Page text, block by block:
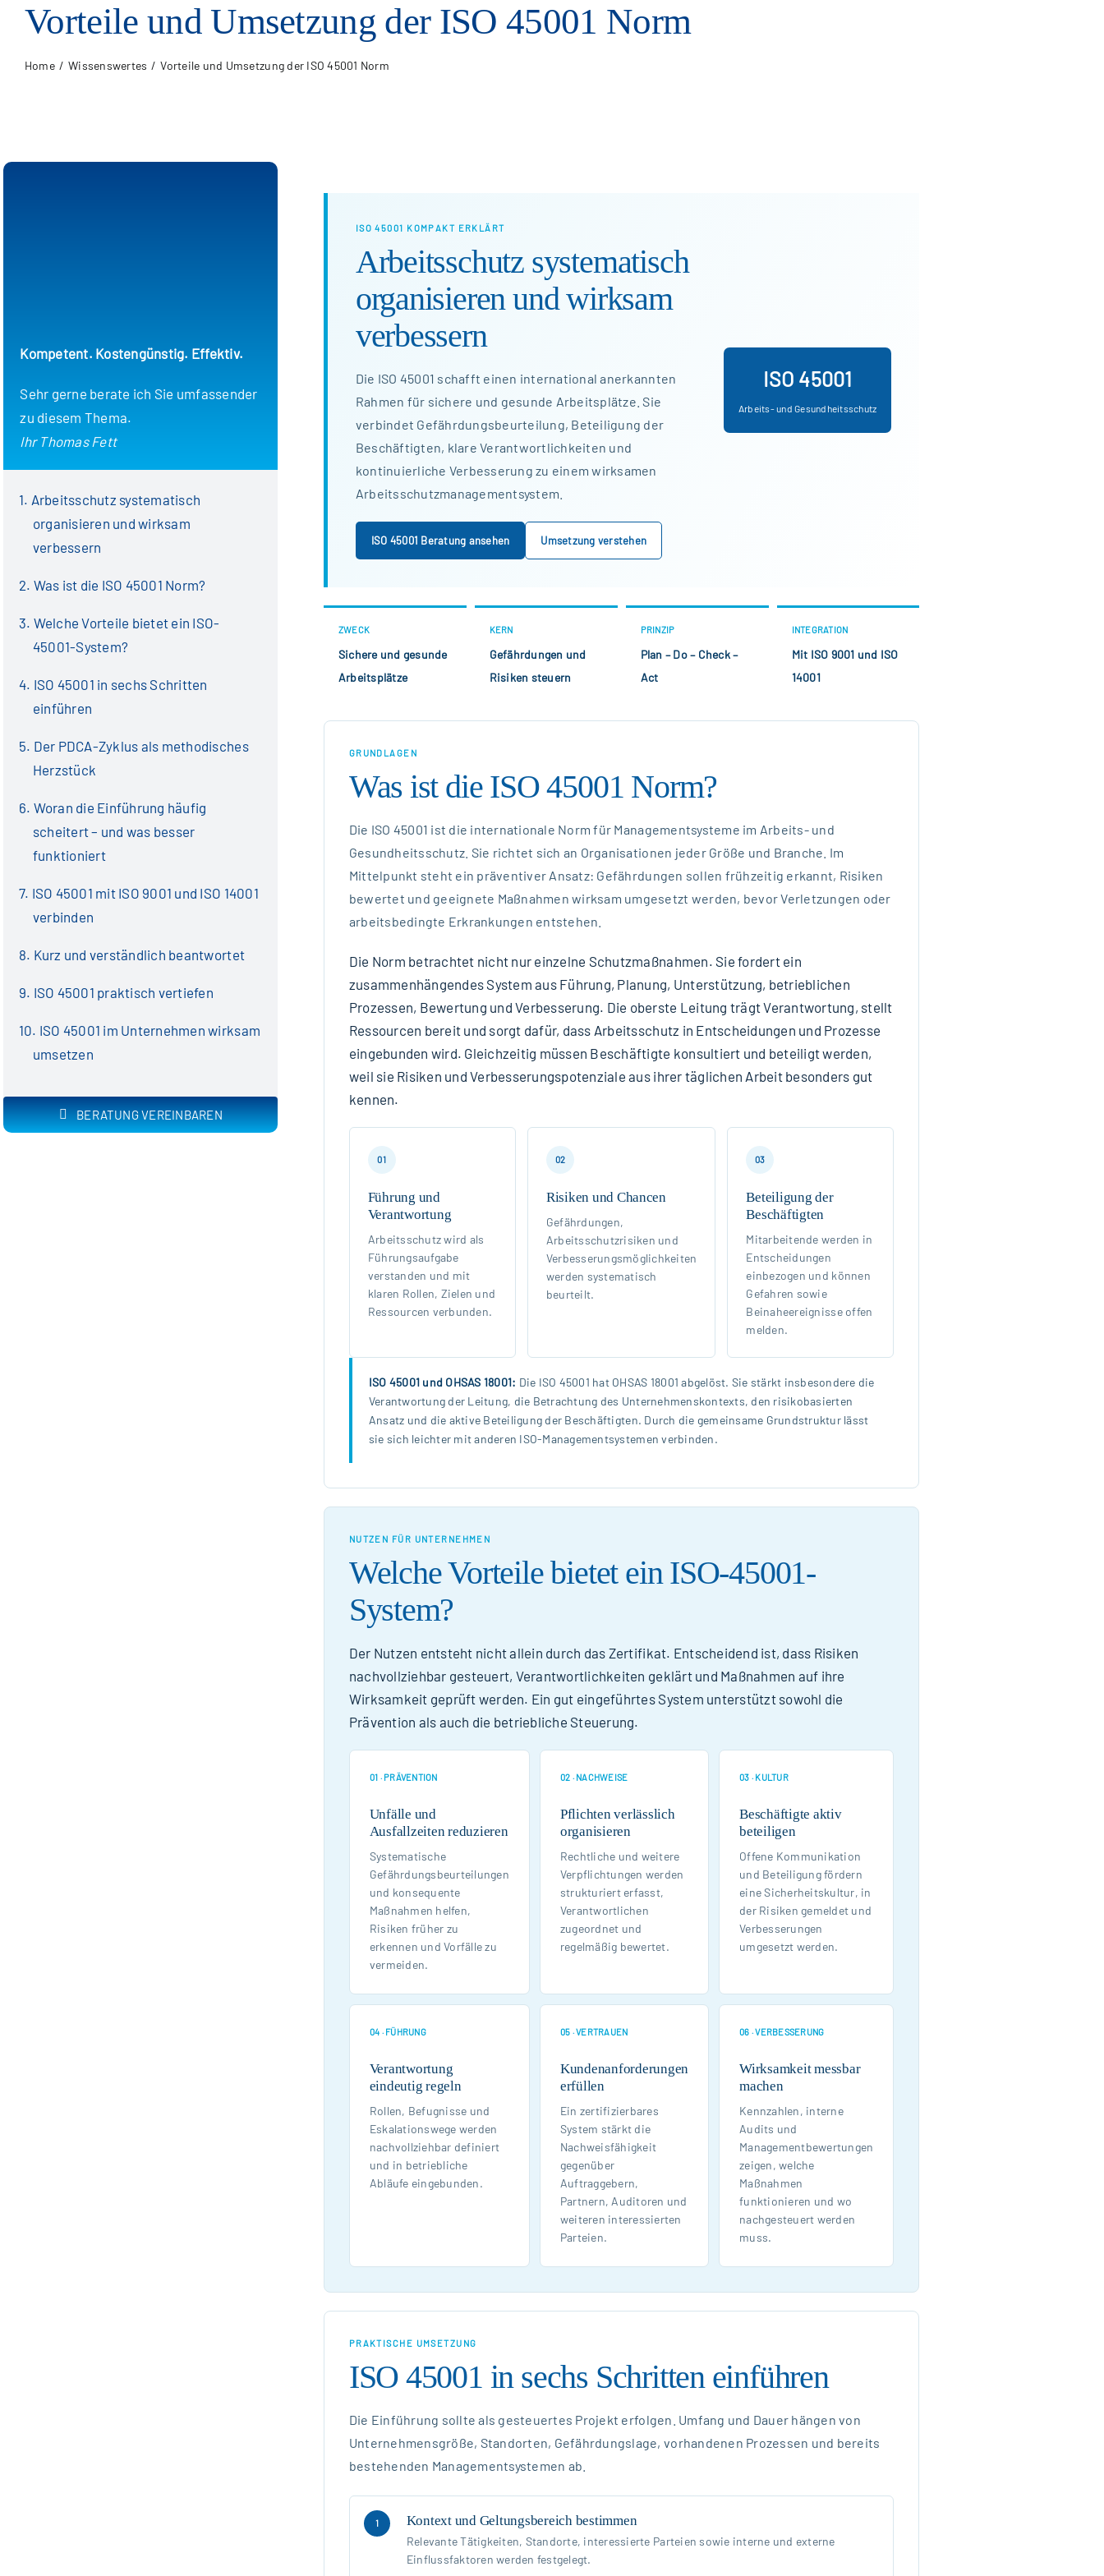
Vorteile und Umsetzung der ISO 45001 Norm
Home Wis­sens­wer­tes Vorteile und Umsetzung der ISO 45001 Norm
Kompetent. Kostengünstig. Effektiv.
Sehr gerne berate ich Sie umfassender
zu diesem Thema.
Ihr Thomas Fett
Arbeitsschutz systematisch
organisieren und wirksam
verbessern
Was ist die ISO 45001 Norm?
Welche Vorteile bietet ein ISO-
45001-System?
ISO 45001 in sechs Schritten
einführen
Der PDCA-Zyklus als methodisches
Herzstück
Woran die Einführung häufig
scheitert – und was besser
funktioniert
ISO 45001 mit ISO 9001 und ISO 14001
verbinden
Kurz und verständlich beantwortet
ISO 45001 praktisch vertiefen
ISO 45001 im Unternehmen wirksam
umsetzen
BERATUNG VEREINBAREN
ISO 45001 KOMPAKT ERKLÄRT
Arbeitsschutz systematisch
organisieren und wirksam
verbessern
Die ISO 45001 schafft einen international anerkannten
Rahmen für sichere und gesunde Arbeitsplätze. Sie
verbindet Gefährdungsbeurteilung, Beteiligung der
Beschäftigten, klare Verantwortlichkeiten und
kontinuierliche Verbesserung zu einem wirksamen
Arbeitsschutzmanagementsystem.
ISO 45001 Beratung ansehen Umsetzung verstehen
ISO 45001
Arbeits- und Gesundheitsschutz
ZWECK
Sichere und gesunde
Arbeitsplätze
KERN
Gefährdungen und
Risiken steuern
PRINZIP
Plan – Do – Check –
Act
INTEGRATION
Mit ISO 9001 und ISO
14001
GRUNDLAGEN
Was ist die ISO 45001 Norm?
Die ISO 45001 ist die internationale Norm für Managementsysteme im Arbeits- und
Gesundheitsschutz. Sie richtet sich an Organisationen jeder Größe und Branche. Im
Mittelpunkt steht ein präventiver Ansatz: Gefährdungen sollen frühzeitig erkannt, Risiken
bewertet und geeignete Maßnahmen wirksam umgesetzt werden, bevor Verletzungen oder
arbeitsbedingte Erkrankungen entstehen.
Die Norm betrachtet nicht nur einzelne Schutzmaßnahmen. Sie fordert ein
zusammenhängendes System aus Führung, Planung, Unterstützung, betrieblichen
Prozessen, Bewertung und Verbesserung. Die oberste Leitung trägt Verantwortung, stellt
Ressourcen bereit und sorgt dafür, dass Arbeitsschutz in Entscheidungen und Prozesse
eingebunden wird. Gleichzeitig müssen Beschäftigte konsultiert und beteiligt werden,
weil sie Risiken und Verbesserungspotenziale aus ihrer täglichen Arbeit besonders gut
kennen.
01
Führung und
Verantwortung
Arbeitsschutz wird als
Führungsaufgabe
verstanden und mit
klaren Rollen, Zielen und
Ressourcen verbunden.
02
Risiken und Chancen
Gefährdungen,
Arbeitsschutzrisiken und
Verbesserungsmöglichkeiten
werden systematisch
beurteilt.
03
Beteiligung der
Beschäftigten
Mitarbeitende werden in
Entscheidungen
einbezogen und können
Gefahren sowie
Beinaheereignisse offen
melden.
ISO 45001 und OHSAS 18001: Die ISO 45001 hat OHSAS 18001 abgelöst. Sie stärkt insbesondere die
Verantwortung der Leitung, die Betrachtung des Unternehmenskontexts, den risikobasierten
Ansatz und die aktive Beteiligung der Beschäftigten. Durch die gemeinsame Grundstruktur lässt
sie sich leichter mit anderen ISO-Managementsystemen verbinden.
NUTZEN FÜR UNTERNEHMEN
Welche Vorteile bietet ein ISO-45001-
System?
Der Nutzen entsteht nicht allein durch das Zertifikat. Entscheidend ist, dass Risiken
nachvollziehbar gesteuert, Verantwortlichkeiten geklärt und Maßnahmen auf ihre
Wirksamkeit geprüft werden. Ein gut eingeführtes System unterstützt sowohl die
Prävention als auch die betriebliche Steuerung.
01 · PRÄVENTION
Unfälle und
Ausfallzeiten reduzieren
Systematische
Gefährdungsbeurteilungen
und konsequente
Maßnahmen helfen,
Risiken früher zu
erkennen und Vorfälle zu
vermeiden.
02 · NACHWEISE
Pflichten verlässlich
organisieren
Rechtliche und weitere
Verpflichtungen werden
strukturiert erfasst,
Verantwortlichen
zugeordnet und
regelmäßig bewertet.
03 · KULTUR
Beschäftigte aktiv
beteiligen
Offene Kommunikation
und Beteiligung fördern
eine Sicherheitskultur, in
der Risiken gemeldet und
Verbesserungen
umgesetzt werden.
04 · FÜHRUNG
Verantwortung
eindeutig regeln
Rollen, Befugnisse und
Eskalationswege werden
nachvollziehbar definiert
und in betriebliche
Abläufe eingebunden.
05 · VERTRAUEN
Kundenanforderungen
erfüllen
Ein zertifizierbares
System stärkt die
Nachweisfähigkeit
gegenüber
Auftraggebern,
Partnern, Auditoren und
weiteren interessierten
Parteien.
06 · VERBESSERUNG
Wirksamkeit messbar
machen
Kennzahlen, interne
Audits und
Managementbewertungen
zeigen, welche
Maßnahmen
funktionieren und wo
nachgesteuert werden
muss.
PRAKTISCHE UMSETZUNG
ISO 45001 in sechs Schritten einführen
Die Einführung sollte als gesteuertes Projekt erfolgen. Umfang und Dauer hängen von
Unternehmensgröße, Standorten, Gefährdungslage, vorhandenen Prozessen und bereits
bestehenden Managementsystemen ab.
1 Kontext und Geltungsbereich bestimmen
Relevante Tätigkeiten, Standorte, interessierte Parteien sowie interne und externe
Einflussfaktoren werden festgelegt.